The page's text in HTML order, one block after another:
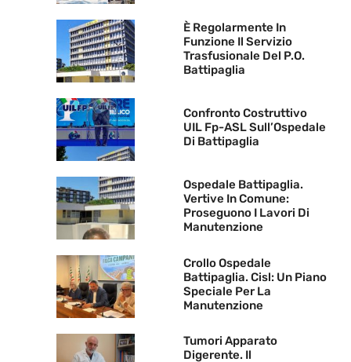
È Regolarmente In
Funzione Il Servizio
Trasfusionale Del P.O.
Battipaglia
Confronto Costruttivo
UIL Fp-ASL Sull’Ospedale
Di Battipaglia
Ospedale Battipaglia.
Vertive In Comune:
Proseguono I Lavori Di
Manutenzione
Crollo Ospedale
Battipaglia. Cisl: Un Piano
Speciale Per La
Manutenzione
Tumori Apparato
Digerente. Il